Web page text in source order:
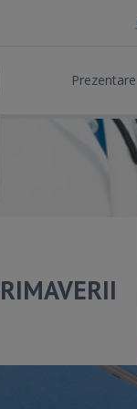
Prezentare